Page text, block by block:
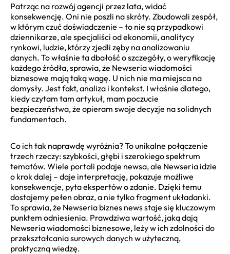
Patrząc na rozwój agencji przez lata, widać
konsekwencję. Oni nie poszli na skróty. Zbudowali zespół,
w którym czuć doświadczenie – to nie są przypadkowi
dziennikarze, ale specjaliści od ekonomii, analitycy
rynkowi, ludzie, którzy zjedli zęby na analizowaniu
danych. To właśnie ta dbałość o szczegóły, o weryfikację
każdego źródła, sprawia, że Newseria wiadomości
biznesowe mają taką wagę. U nich nie ma miejsca na
domysły. Jest fakt, analiza i kontekst. I właśnie dlatego,
kiedy czytam tam artykuł, mam poczucie
bezpieczeństwa, że opieram swoje decyzje na solidnych
fundamentach.
Co ich tak naprawdę wyróżnia? To unikalne połączenie
trzech rzeczy: szybkości, głębi i szerokiego spektrum
tematów. Wiele portali podaje newsa, ale Newseria idzie
o krok dalej – daje interpretację, pokazuje możliwe
konsekwencje, pyta ekspertów o zdanie. Dzięki temu
dostajemy pełen obraz, a nie tylko fragment układanki.
To sprawia, że Newseria biznes news staje się kluczowym
punktem odniesienia. Prawdziwa wartość, jaką dają
Newseria wiadomości biznesowe, leży w ich zdolności do
przekształcania surowych danych w użyteczną,
praktyczną wiedzę.